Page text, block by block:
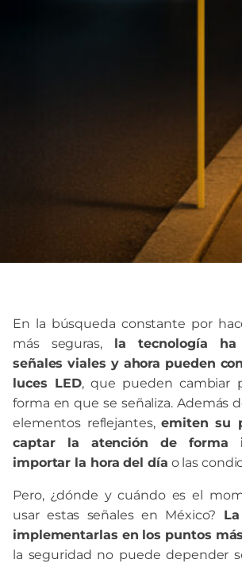
En la búsqueda constante por
más seguras, la tecnología
señales viales y ahora pueden
luces LED, que pueden cambiar
forma en que se señaliza. Además
elementos reflejantes,emiten su
captar la atención de forma
importar la hora del día o las
Pero, ¿dónde y cuándo es el
usar estas señales en México?
implementarlas en los puntos
la seguridad no puede depender